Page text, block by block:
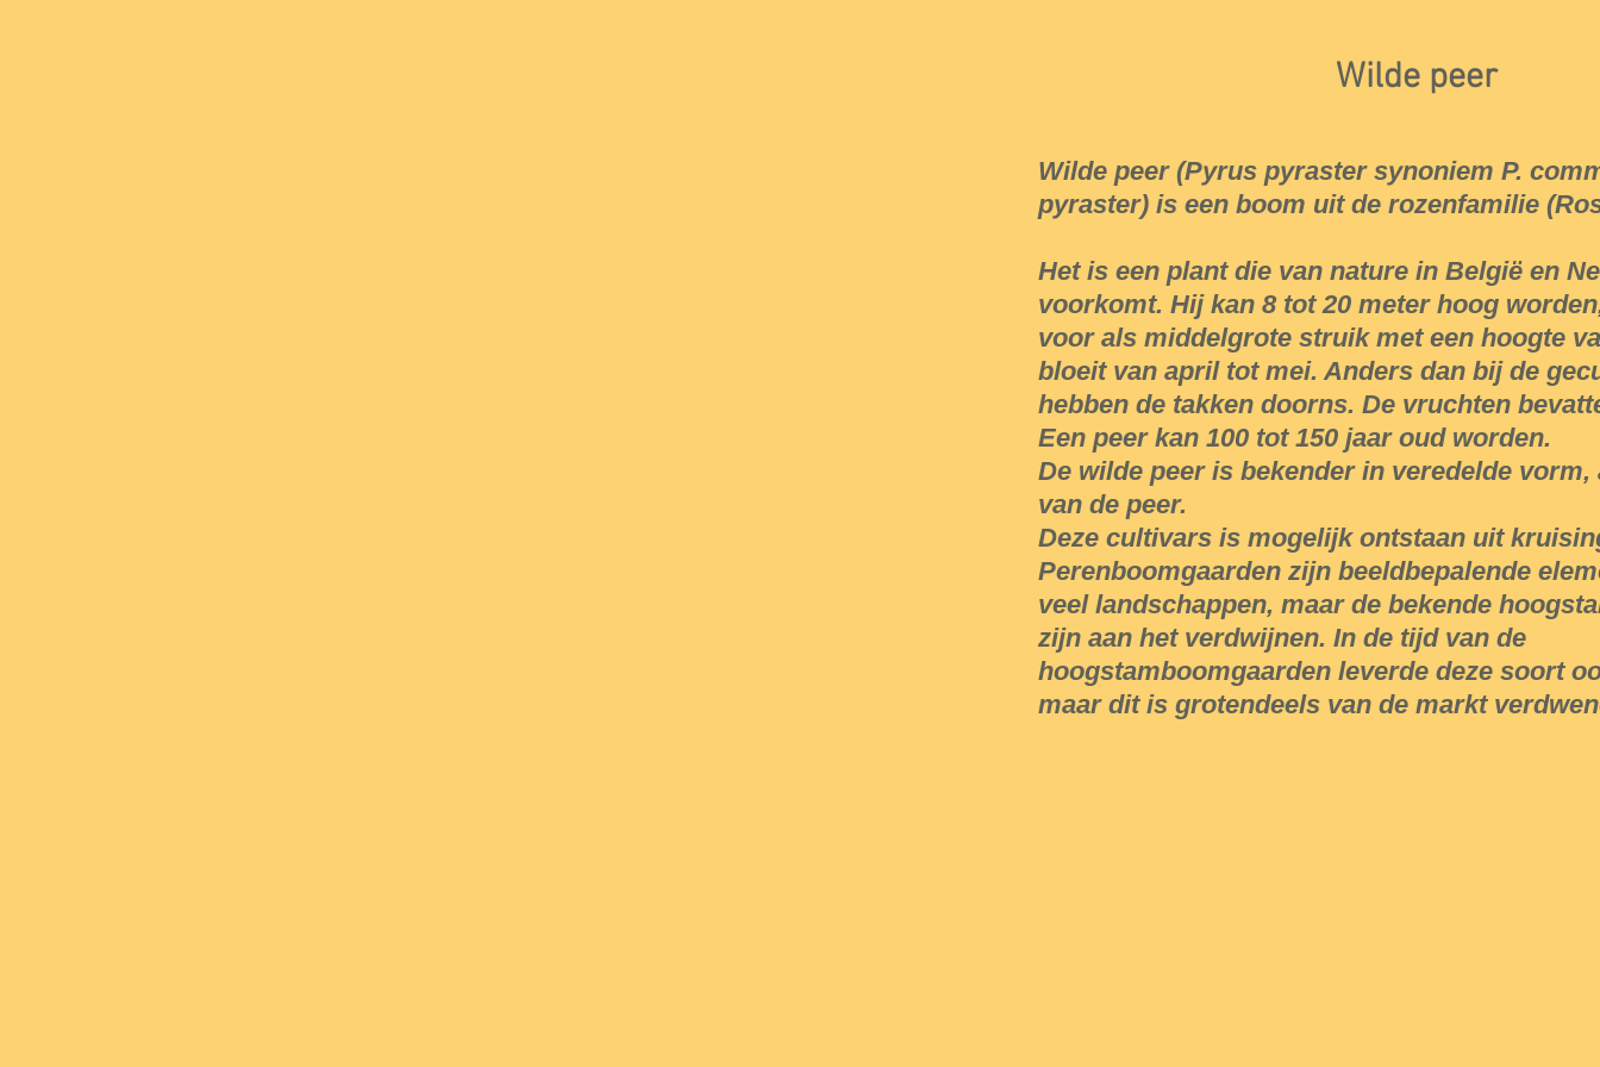
Wilde peer
Wilde peer (Pyrus pyraster synoniem P.
pyraster) is een boom uit de rozenfamilie
Het is een plant die van nature in België en
voorkomt. Hij kan 8 tot 20 meter hoog
voor als middelgrote struik met een hoogte
bloeit van april tot mei. Anders dan bij de
hebben de takken doorns. De vruchten
Een peer kan 100 tot 150 jaar oud worden.
De wilde peer is bekender in veredelde
van de peer.
Deze cultivars is mogelijk ontstaan uit
Perenboomgaarden zijn beeldbepalende
veel landschappen, maar de bekende
zijn aan het verdwijnen. In de tijd van de
hoogstamboomgaarden leverde deze soort
maar dit is grotendeels van de markt